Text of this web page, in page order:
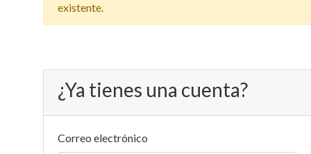
existente.
¿Ya tienes una cuenta?
Correo electrónico